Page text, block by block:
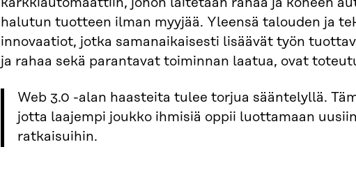
karkkiautomaattiin, johon laitetaan rahaa ja koneen
halutun tuotteen ilman myyjää. Yleensä talouden ja
innovaatiot, jotka samanaikaisesti lisäävät työn
ja rahaa sekä parantavat toiminnan laatua, ovat
Web 3.0 -alan haasteita tulee torjua sääntelyllä.
jotta laajempi joukko ihmisiä oppii luottamaan
ratkaisuihin.